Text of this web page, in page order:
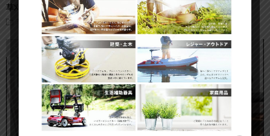
草刈機の草刈り刃｜全9種類一挙紹介！オススメの刈刃
草刈り機